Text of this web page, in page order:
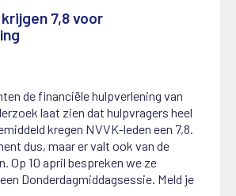
7,8 voor
de financiële hulpverlening van
laat zien dat hulpvragers heel
kregen NVVK-leden een 7,8.
dus, maar er valt ook van de
Op 10 april bespreken we ze
Donderdagmiddagsessie. Meld je